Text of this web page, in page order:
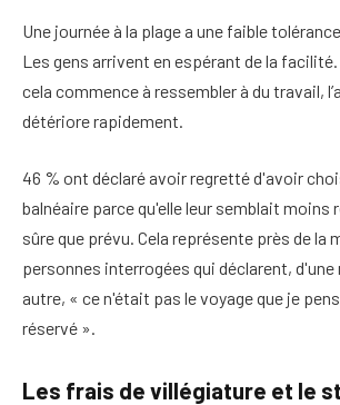
Une journée à la plage a une faible
Les gens arrivent en espérant de la
cela commence à ressembler à du travail,
détériore rapidement.
46 % ont déclaré avoir regretté d'avoir
balnéaire parce qu'elle leur semblait moins
sûre que prévu. Cela représente près de la
personnes interrogées qui déclarent, d'une
autre, « ce n'était pas le voyage que je
réservé ».
Les frais de villégiature et le